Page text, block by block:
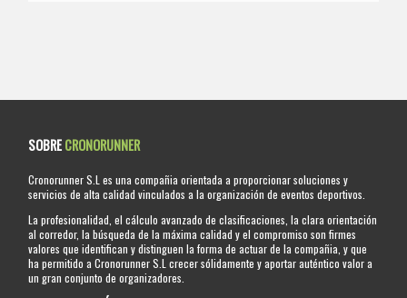
SOBRECRONORUNNER
Cronorunner S.L es una compañia orientada a proporcionar soluciones y
servicios de alta calidad vinculados a la organización de eventos deportivos.
La profesionalidad, el cálculo avanzado de clasificaciones, la clara orientación
al corredor, la búsqueda de la máxima calidad y el compromiso son firmes
valores que identifican y distinguen la forma de actuar de la compañia, y que
ha permitido a Cronorunner S.L crecer sólidamente y aportar auténtico valor a
un gran conjunto de organizadores.